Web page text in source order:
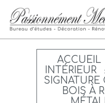
ACCUEIL
INTÉRIEUR
SIGNATURE
BOIS À